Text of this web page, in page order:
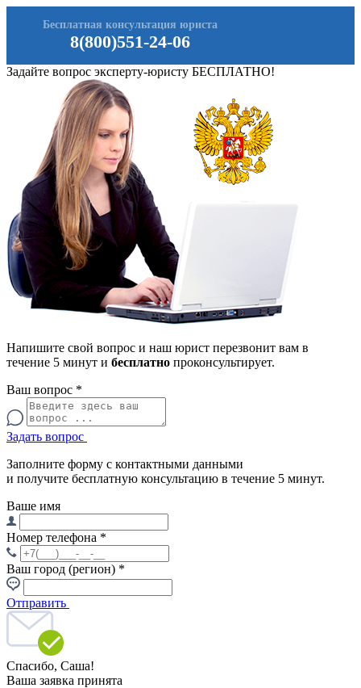
8(800)551-24-06
Бесплатная консультация юриста
Задайте вопрос эксперту-юристу БЕСПЛАТНО!
Напишите свой вопрос и наш юрист перезвонит вам в
течение 5 минут и бесплатно проконсультирует.
Ваш вопрос *
Задать вопрос
Заполните форму с контактными данными
и получите бесплатную консультацию в течение 5 минут.
Ваше имя
Номер телефона *
Ваш город (регион) *
Отправить
Спасибо, Саша!
Ваша заявка принята